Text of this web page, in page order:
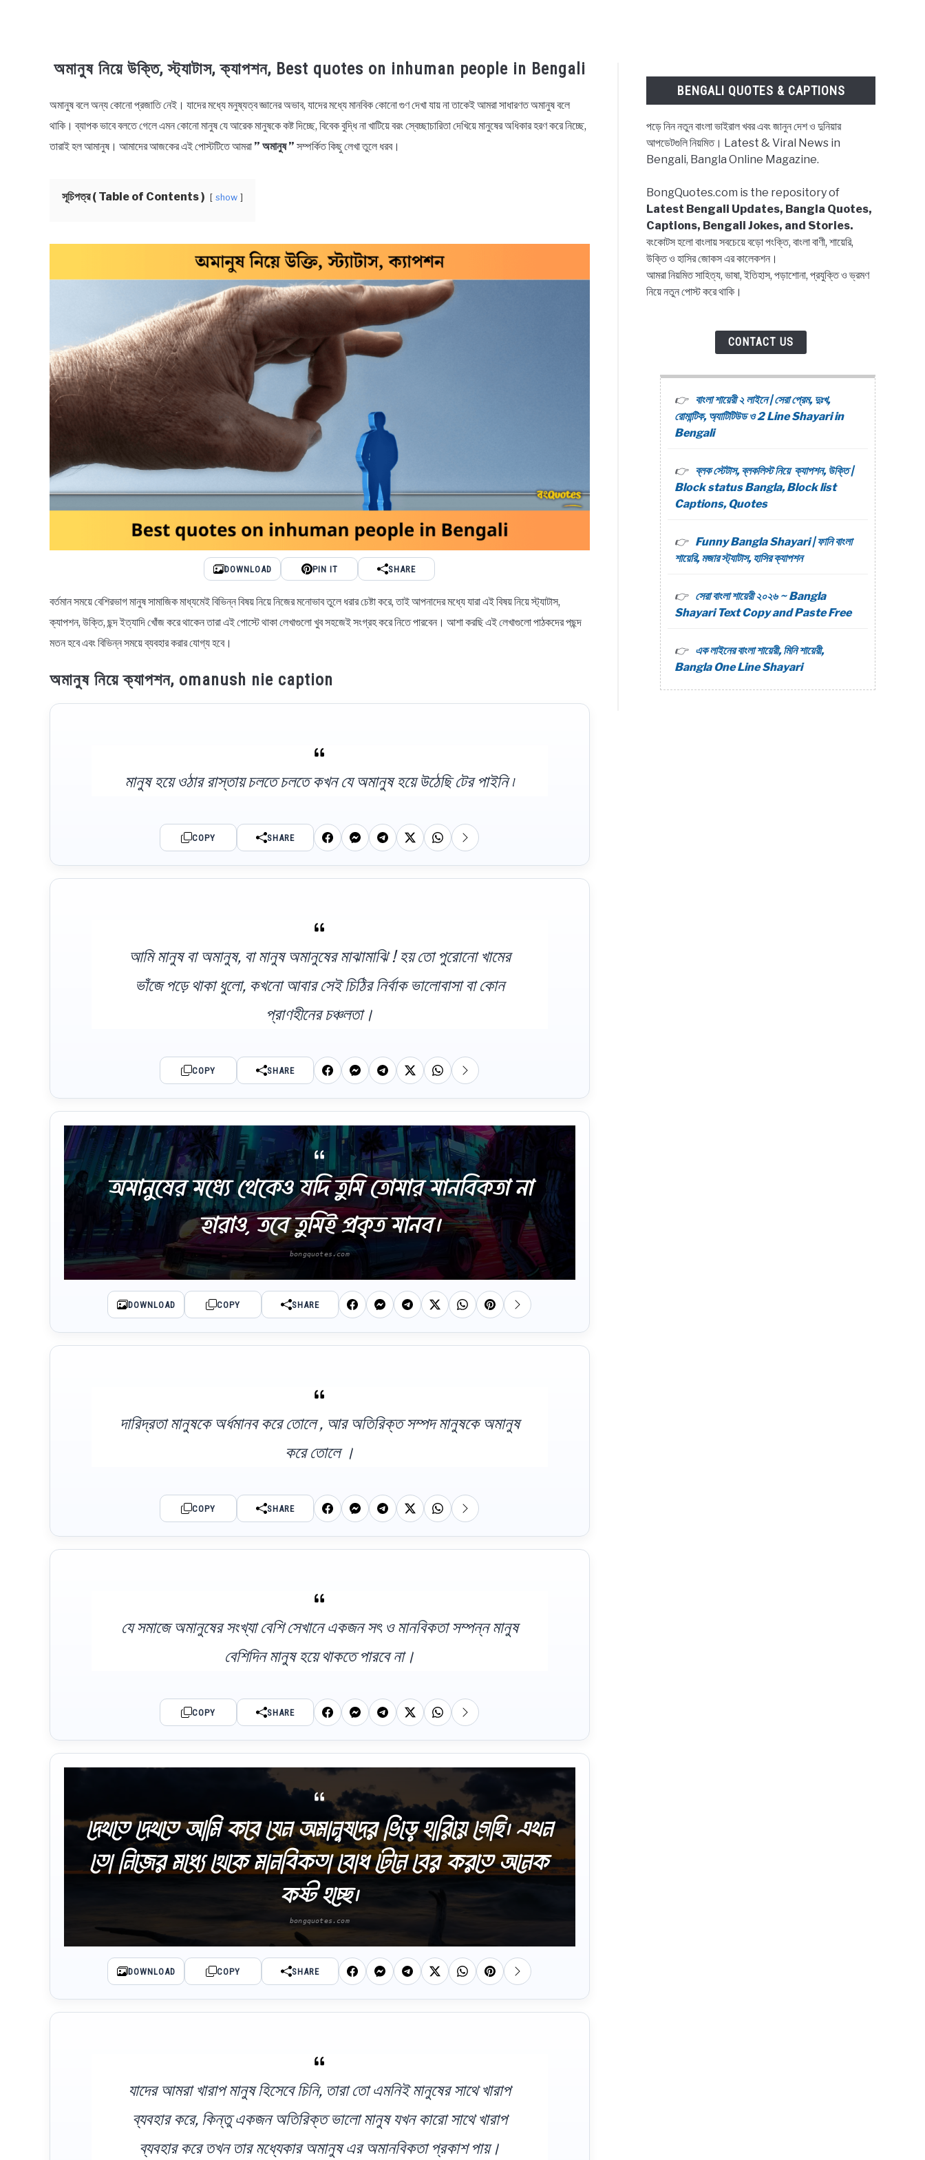
অমানুষ নিয়ে উক্তি, স্ট্যাটাস, ক্যাপশন, Best quotes on inhuman people in Bengali
in
Bengali
Quotes
Status
অমানুষ বলে অন্য কোনো প্রজাতি নেই। যাদের মধ্যে মনুষ্যত্ব জ্ঞানের অভাব, যাদের মধ্যে মানবিক কোনো গুণ দেখা যায় না তাকেই আমরা সাধারণত অমানুষ বলে
থাকি। ব্যাপক ভাবে বলতে গেলে এমন কোনো মানুষ যে আরেক মানুষকে কষ্ট দিচ্ছে, বিবেক বুদ্ধি না খাটিয়ে বরং স্বেচ্ছাচারিতা দেখিয়ে মানুষের অধিকার হরণ করে নিচ্ছে,
তারাই হল আমানুষ। আমাদের আজকের এই পোস্টটিতে আমরা ” অমানুষ ” সম্পর্কিত কিছু লেখা তুলে ধরব।
সূচিপত্র ( Table of Contents ) show
DOWNLOAD PIN IT SHARE
বর্তমান সময়ে বেশিরভাগ মানুষ সামাজিক মাধ্যমেই বিভিন্ন বিষয় নিয়ে নিজের মনোভাব তুলে ধরার চেষ্টা করে, তাই আপনাদের মধ্যে যারা এই বিষয় নিয়ে স্ট্যাটাস,
ক্যাপশন, উক্তি, ছন্দ ইত্যাদি খোঁজ করে থাকেন তারা এই পোস্টে থাকা লেখাগুলো খুব সহজেই সংগ্রহ করে নিতে পারবেন। আশা করছি এই লেখাগুলো পাঠকদের পছন্দ
মতন হবে এবং বিভিন্ন সময়ে ব্যবহার করার যোগ্য হবে।
অমানুষ নিয়ে ক্যাপশন, omanush nie caption
মানুষ হয়ে ওঠার রাস্তায় চলতে চলতে কখন যে অমানুষ হয়ে উঠেছি টের পাইনি ৷
COPY SHARE
আমি মানুষ বা অমানুষ, বা মানুষ অমানুষের মাঝামাঝি ! হয় তো পুরোনো খামের
ভাঁজে পড়ে থাকা ধুলো, কখনো আবার সেই চিঠির নির্বাক ভালোবাসা বা কোন
প্রাণহীনের চঞ্চলতা।
COPY SHARE
অমানুষের মধ্যে থেকেও যদি তুমি তোমার মানবিকতা না
হারাও, তবে তুমিই প্রকৃত মানব।
DOWNLOAD COPY SHARE
দারিদ্রতা মানুষকে অর্ধমানব করে তোলে , আর অতিরিক্ত সম্পদ মানুষকে অমানুষ
করে তোলে ।
COPY SHARE
যে সমাজে অমানুষের সংখ্যা বেশি সেখানে একজন সৎ ও মানবিকতা সম্পন্ন মানুষ
বেশিদিন মানুষ হয়ে থাকতে পারবে না।
COPY SHARE
দেখতে দেখতে আমি কবে যেন অমানুষদের ভিড়ে হারিয়ে গেছি। এখন
তো নিজের মধ্যে থেকে মানবিকতা বোধ টেনে বের করতে অনেক
কষ্ট হচ্ছে।
DOWNLOAD COPY SHARE
যাদের আমরা খারাপ মানুষ হিসেবে চিনি, তারা তো এমনিই মানুষের সাথে খারাপ
ব্যবহার করে, কিন্তু একজন অতিরিক্ত ভালো মানুষ যখন কারো সাথে খারাপ
ব্যবহার করে তখন তার মধ্যেকার অমানুষ এর অমানবিকতা প্রকাশ পায়।
BENGALI QUOTES & CAPTIONS
পড়ে নিন নতুন বাংলা ভাইরাল খবর এবং জানুন দেশ ও দুনিয়ার
আপডেটগুলি নিয়মিত। Latest & Viral News in
Bengali, Bangla Online Magazine.
BongQuotes.com is the repository of
Latest Bengali Updates, Bangla Quotes,
Captions, Bengali Jokes, and Stories.
বংকোটস হলো বাংলায় সবচেয়ে বড়ো পংক্তি, বাংলা বাণী, শায়েরি,
উক্তি ও হাসির জোকস এর কালেকশন।
আমরা নিয়মিত সাহিত্য, ভাষা, ইতিহাস, পড়াশোনা, প্রযুক্তি ও ভ্রমণ
নিয়ে নতুন পোস্ট করে থাকি।
CONTACT US
বাংলা শায়েরী ২ লাইনে | সেরা প্রেম, দুঃখ,
রোমান্টিক, অ্যাটিটিউড ও 2 Line Shayari in
Bengali
ব্লক স্টেটাস, ব্লকলিস্ট নিয়ে ক্যাপশন, উক্তি |
Block status Bangla, Block list
Captions, Quotes
Funny Bangla Shayari | ফানি বাংলা
শায়েরি, মজার স্ট্যাটাস, হাসির ক্যাপশন
সেরা বাংলা শায়েরী ২০২৬ ~ Bangla
Shayari Text Copy and Paste Free
এক লাইনের বাংলা শায়েরী, মিনি শায়েরী,
Bangla One Line Shayari